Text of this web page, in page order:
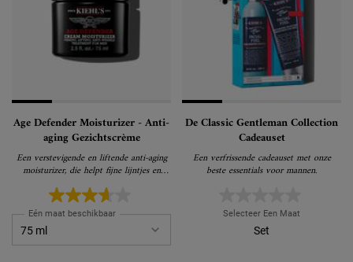
Age Defender Moisturizer - Anti-
aging Gezichtscrème
Een verstevigende en liftende anti-aging
moisturizer, die helpt fijne lijntjes en
rimpels zichtbaar te verminderen
Eén maat beschikbaar
De Classic Gentleman Collection
Cadeauset
Een verfrissende cadeauset met onze
beste essentials voor mannen.
Selecteer Een Maat
Set